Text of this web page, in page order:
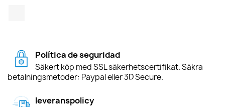
Política de seguridad
Säkert köp med SSL säkerhetscertifikat. Säkra
betalningsmetoder: Paypal eller 3D Secure.
leveranspolicy